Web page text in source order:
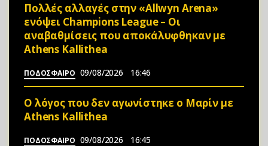
Πολλές αλλαγές στην «Allwyn Arena»
ενόψει Champions League – Οι
αναβαθμίσεις που αποκάλυφθηκαν με
Athens Kallithea
ΠΟΔΟΣΦΑΙΡΟ 09/08/2026 16:46
Ο λόγος που δεν αγωνίστηκε ο Μαρίν με
Athens Kallithea
ΠΟΔΟΣΦΑΙΡΟ 09/08/2026 16:45